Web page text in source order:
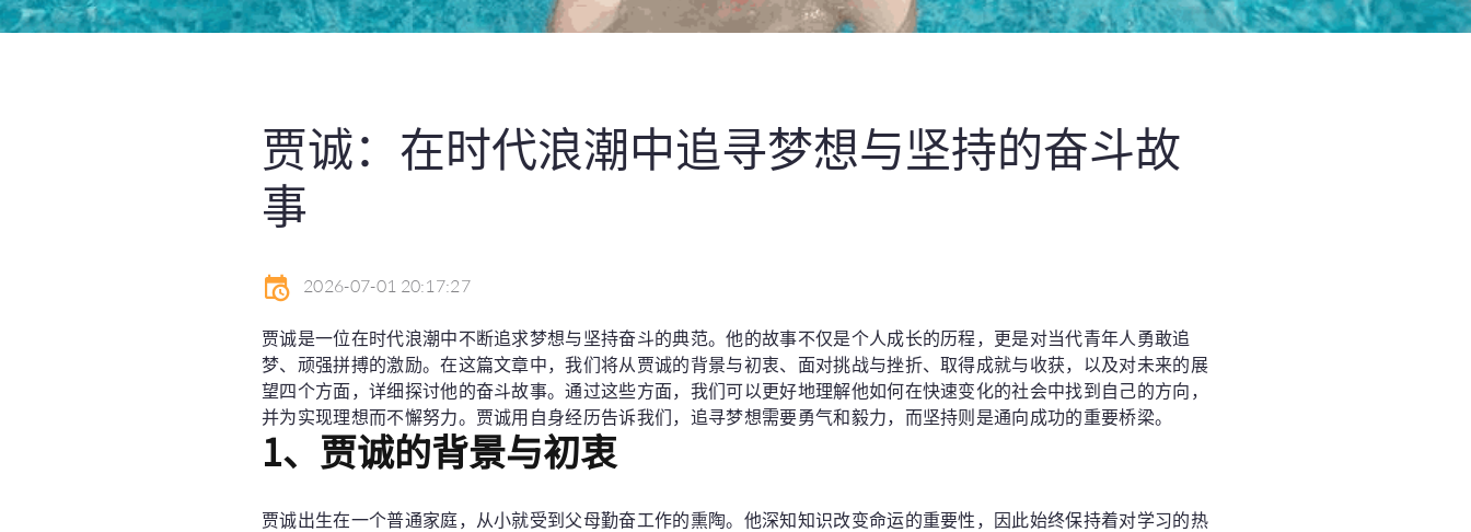
贾诚：在时代浪潮中追寻梦想与坚持的奋斗故
事
2026-07-01 20:17:27
贾诚是一位在时代浪潮中不断追求梦想与坚持奋斗的典范。他的故事不仅是个人成长的历程，更是对当代青年人勇敢追
梦、顽强拼搏的激励。在这篇文章中，我们将从贾诚的背景与初衷、面对挑战与挫折、取得成就与收获，以及对未来的展
望四个方面，详细探讨他的奋斗故事。通过这些方面，我们可以更好地理解他如何在快速变化的社会中找到自己的方向，
并为实现理想而不懈努力。贾诚用自身经历告诉我们，追寻梦想需要勇气和毅力，而坚持则是通向成功的重要桥梁。
1、贾诚的背景与初衷
贾诚出生在一个普通家庭，从小就受到父母勤奋工作的熏陶。他深知知识改变命运的重要性，因此始终保持着对学习的热